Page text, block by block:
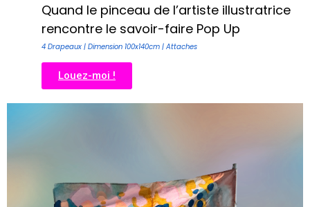
Quand le pinceau de l’artiste illustratrice
rencontre le savoir-faire Pop Up
4 Drapeaux | Dimension 100x140cm | Attaches
Louez-moi !